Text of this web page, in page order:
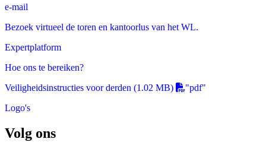
e-mail
Bezoek virtueel de toren en kantoorlus van het WL.
Expertplatform
Hoe ons te bereiken?
Veiligheidsinstructies voor derden (1.02 MB)
"pdf"
Logo's
Volg ons